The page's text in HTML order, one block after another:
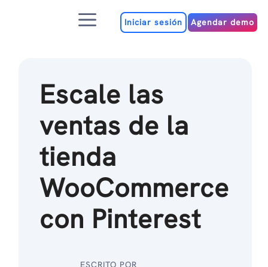
MenúIniciar sesión Agendar demo
Escale las
ventas de la
tienda
WooCommerce
con Pinterest
ESCRITO POR